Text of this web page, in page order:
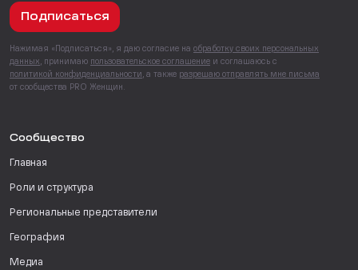
Подписаться
Нажимая «Подписаться», я даю согласие на обработку своих персональных
данных , принимаю пользовательское соглашение и соглашаюсь с
политикой конфиденциальности , а также разрешаю отправлять мне письма
от сообщества PRO Женщин.
Сообщество
Главная
Роли и структура
Региональные представители
География
Медиа